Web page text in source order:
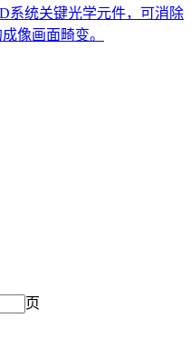
系统关键光学元件，可消除
像画面畸变。
页